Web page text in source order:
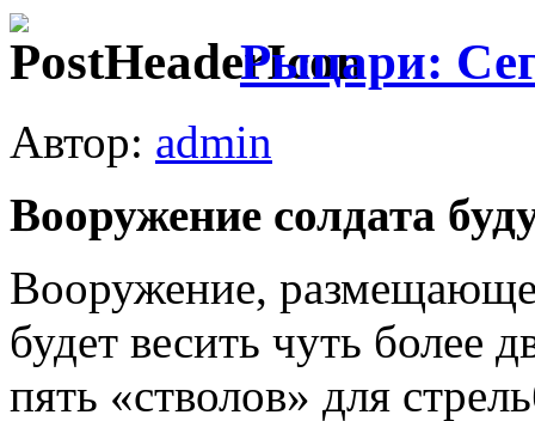
Рыцари:
Автор: admin
Вооружение солдата
Вооружение,
будет весить чуть бо­лее
пять «стволов» для